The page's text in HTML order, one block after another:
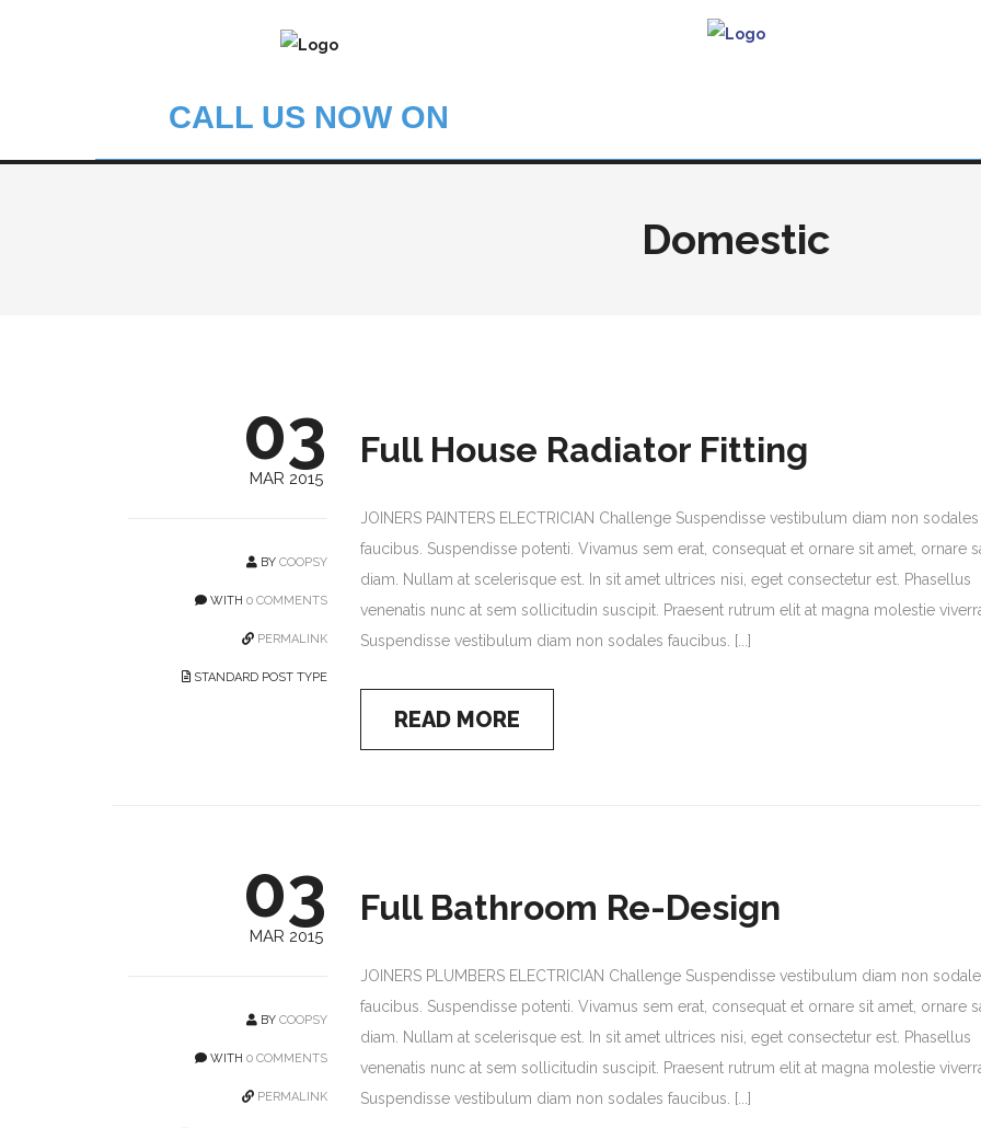
CALL US NOW ON
Domestic
03
MAR 2015
BY COOPSY
WITH 0 COMMENTS
PERMALINK
STANDARD POST TYPE
Full House Radiator Fitting
JOINERS PAINTERS ELECTRICIAN Challenge Suspendisse vestibulum diam non sodales
faucibus. Suspendisse potenti. Vivamus sem erat, consequat et ornare sit amet, ornare
diam. Nullam at scelerisque est. In sit amet ultrices nisi, eget consectetur est. Phasellus
venenatis nunc at sem sollicitudin suscipit. Praesent rutrum elit at magna molestie
Suspendisse vestibulum diam non sodales faucibus. [...]
READ MORE
03
MAR 2015
BY COOPSY
WITH 0 COMMENTS
PERMALINK
Full Bathroom Re-Design
JOINERS PLUMBERS ELECTRICIAN Challenge Suspendisse vestibulum diam non
faucibus. Suspendisse potenti. Vivamus sem erat, consequat et ornare sit amet, ornare
diam. Nullam at scelerisque est. In sit amet ultrices nisi, eget consectetur est. Phasellus
venenatis nunc at sem sollicitudin suscipit. Praesent rutrum elit at magna molestie
Suspendisse vestibulum diam non sodales faucibus. [...]